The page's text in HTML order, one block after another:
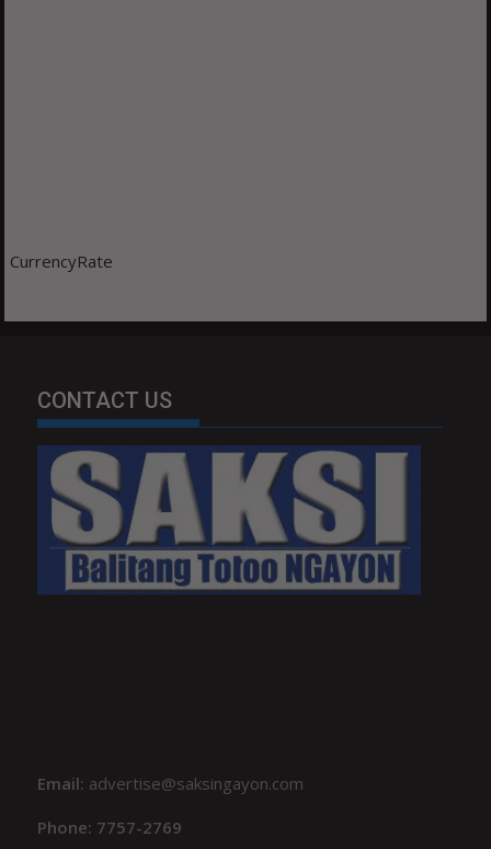
CurrencyRate
CONTACT US
Email: advertise@saksingayon.com
Phone: 7757-2769